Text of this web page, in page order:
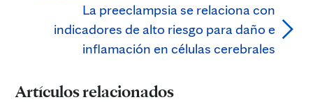
La preeclampsia se relaciona con
indicadores de alto riesgo para daño e
inflamación en células cerebrales
Artículos relacionados